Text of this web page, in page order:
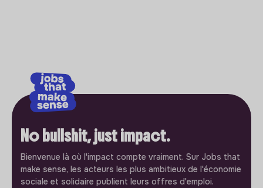
No bullshit, just impact.
Bienvenue là où l'impact compte vraiment. Sur Jobs that
make sense, les acteurs les plus ambitieux de l'économie
sociale et solidaire publient leurs offres d'emploi.